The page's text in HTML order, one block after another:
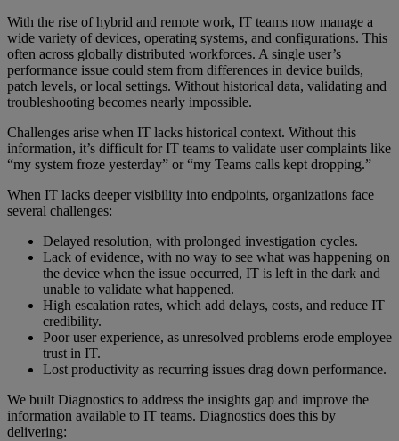
With the rise of hybrid and remote work, IT teams now manage a
wide variety of devices, operating systems, and configurations. This
often across globally distributed workforces. A single user’s
performance issue could stem from differences in device builds,
patch levels, or local settings. Without historical data, validating and
troubleshooting becomes nearly impossible.
Challenges arise when IT lacks historical context. Without this
information, it’s difficult for IT teams to validate user complaints like
“my system froze yesterday” or “my Teams calls kept dropping.”
When IT lacks deeper visibility into endpoints, organizations face
several challenges:
Delayed resolution, with prolonged investigation cycles.
Lack of evidence, with no way to see what was happening on
the device when the issue occurred, IT is left in the dark and
unable to validate what happened.
High escalation rates, which add delays, costs, and reduce IT
credibility.
Poor user experience, as unresolved problems erode employee
trust in IT.
Lost productivity as recurring issues drag down performance.
We built Diagnostics to address the insights gap and improve the
information available to IT teams. Diagnostics does this by
delivering: